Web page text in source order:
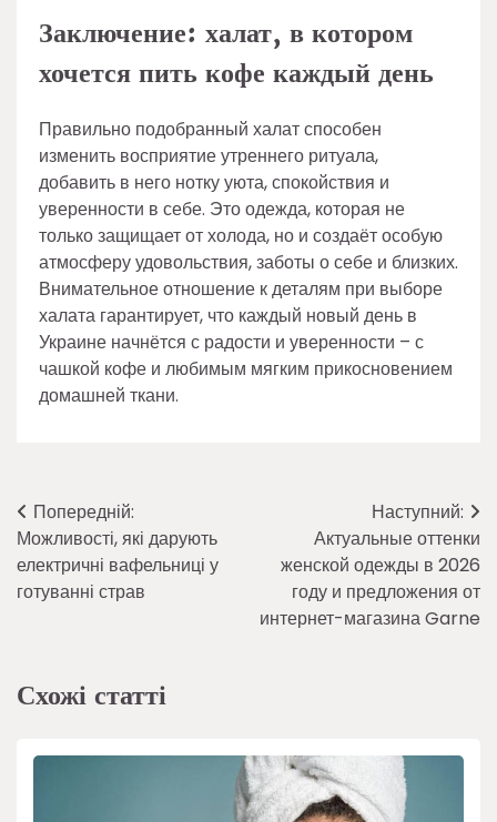
Заключение: халат, в котором
хочется пить кофе каждый день
Правильно подобранный халат способен
изменить восприятие утреннего ритуала,
добавить в него нотку уюта, спокойствия и
уверенности в себе. Это одежда, которая не
только защищает от холода, но и создаёт особую
атмосферу удовольствия, заботы о себе и близких.
Внимательное отношение к деталям при выборе
халата гарантирует, что каждый новый день в
Украине начнётся с радости и уверенности – с
чашкой кофе и любимым мягким прикосновением
домашней ткани.
Навігація
записів
Попередній:
Можливості, які дарують
електричні вафельниці у
готуванні страв
Наступний:
Актуальные оттенки
женской одежды в 2026
году и предложения от
интернет-магазина Garne
Схожі статті